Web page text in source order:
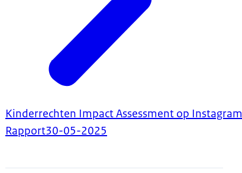
Kinderrechten Impact Assessment op Instagram
Rapport30-05-2025